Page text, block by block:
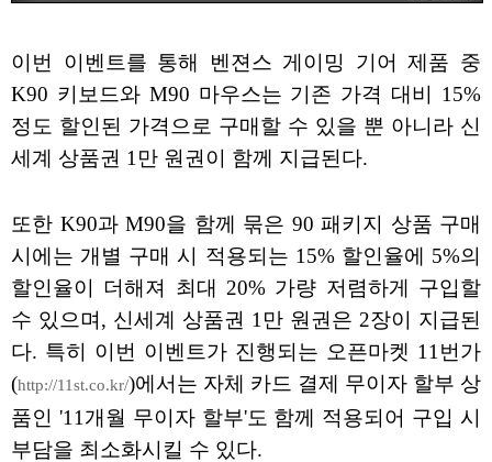
이번 이벤트를 통해 벤젼스 게이밍 기어 제품 중
K90 키보드와 M90 마우스는 기존 가격 대비 15%
정도 할인된 가격으로 구매할 수 있을 뿐 아니라 신
세계 상품권 1만 원권이 함께 지급된다.
또한 K90과 M90을 함께 묶은 90 패키지 상품 구매
시에는 개별 구매 시 적용되는 15% 할인율에 5%의
할인율이 더해져 최대 20% 가량 저렴하게 구입할
수 있으며, 신세계 상품권 1만 원권은 2장이 지급된
다. 특히 이번 이벤트가 진행되는 오픈마켓 11번가
(http://11st.co.kr/)에서는 자체 카드 결제 무이자 할부 상
품인 '11개월 무이자 할부'도 함께 적용되어 구입 시
부담을 최소화시킬 수 있다.